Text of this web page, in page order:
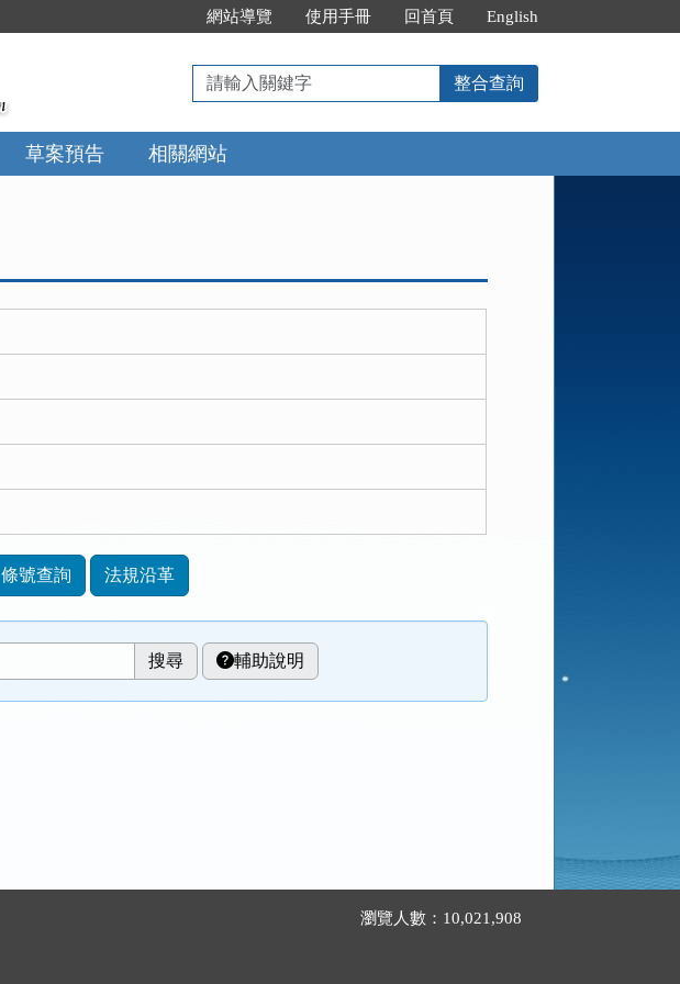
網站導覽 使用手冊 回首頁 English
請
輸
入
關
鍵
整合查詢
草案預告 相關網站
條號查詢 法規沿革
輔助說明
瀏覽人數：10,021,908